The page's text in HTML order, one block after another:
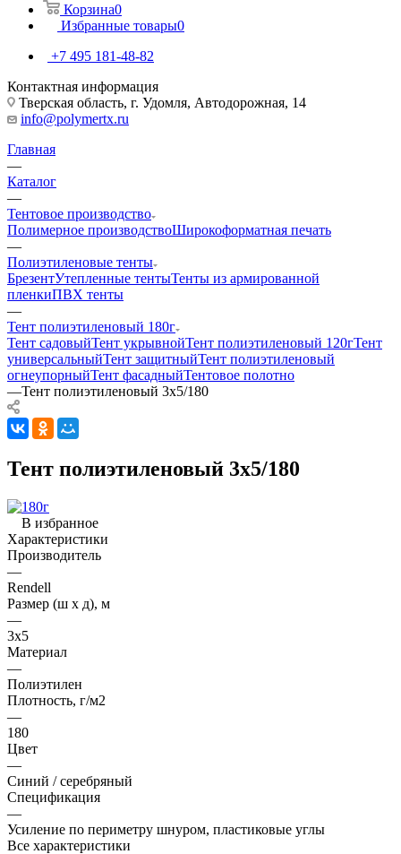
Корзина0
Избранные товары0
+7 495 181-48-82
Контактная информация
Тверская область, г. Удомля, Автодорожная, 14
info@polymertx.ru
Главная
—
Каталог
—
Тентовое производство
Полимерное производствоШирокоформатная печать
—
Полиэтиленовые тенты
БрезентУтепленные тентыТенты из армированной
пленкиПВХ тенты
—
Тент полиэтиленовый 180г
Тент садовыйТент укрывнойТент полиэтиленовый 120гТент
универсальныйТент защитныйТент полиэтиленовый
огнеупорныйТент фасадныйТентовое полотно
—Тент полиэтиленовый 3х5/180
Тент полиэтиленовый 3х5/180
В избранное
Характеристики
Производитель
—
Rendell
Размер (ш х д), м
—
3х5
Материал
—
Полиэтилен
Плотность, г/м2
—
180
Цвет
—
Синий / серебряный
Спецификация
—
Усиление по периметру шнуром, пластиковые углы
Все характеристики